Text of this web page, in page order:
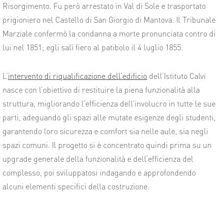
Risorgimento. Fu però arrestato in Val di Sole e trasportato
prigioniero nel Castello di San Giorgio di Mantova. Il Tribunale
Marziale confermò la condanna a morte pronunciata contro di
lui nel 1851; egli salì fiero al patibolo il 4 luglio 1855.
L’intervento di riqualificazione dell’edificio dell’Istituto Calvi
nasce con l’obiettivo di restituire la piena funzionalità alla
struttura, migliorando l’efficienza dell’involucro in tutte le sue
parti, adeguando gli spazi alle mutate esigenze degli studenti,
garantendo loro sicurezza e comfort sia nelle aule, sia negli
spazi comuni. Il progetto si è concentrato quindi prima su un
upgrade generale della funzionalità e dell’efficienza del
complesso, poi sviluppatosi indagando e approfondendo
alcuni elementi specifici della costruzione.